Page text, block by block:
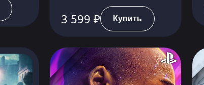
3 599 ₽ Купить